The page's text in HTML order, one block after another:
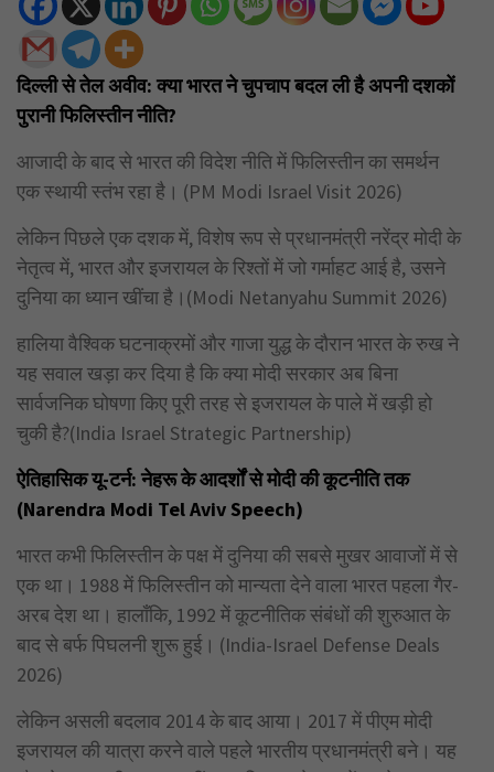
दिल्ली से तेल अवीव: क्या भारत ने चुपचाप बदल ली है अपनी दशकों
पुरानी फिलिस्तीन नीति?
आजादी के बाद से भारत की विदेश नीति में फिलिस्तीन का समर्थन
एक स्थायी स्तंभ रहा है। (PM Modi Israel Visit 2026)
लेकिन पिछले एक दशक में, विशेष रूप से प्रधानमंत्री नरेंद्र मोदी के
नेतृत्व में, भारत और इजरायल के रिश्तों में जो गर्माहट आई है, उसने
दुनिया का ध्यान खींचा है।(Modi Netanyahu Summit 2026)
हालिया वैश्विक घटनाक्रमों और गाजा युद्ध के दौरान भारत के रुख ने
यह सवाल खड़ा कर दिया है कि क्या मोदी सरकार अब बिना
सार्वजनिक घोषणा किए पूरी तरह से इजरायल के पाले में खड़ी हो
चुकी है?(India Israel Strategic Partnership)
ऐतिहासिक यू-टर्न: नेहरू के आदर्शों से मोदी की कूटनीति तक
(Narendra Modi Tel Aviv Speech)
भारत कभी फिलिस्तीन के पक्ष में दुनिया की सबसे मुखर आवाजों में से
एक था। 1988 में फिलिस्तीन को मान्यता देने वाला भारत पहला गैर-
अरब देश था। हालाँकि, 1992 में कूटनीतिक संबंधों की शुरुआत के
बाद से बर्फ पिघलनी शुरू हुई। (India-Israel Defense Deals
2026)
लेकिन असली बदलाव 2014 के बाद आया। 2017 में पीएम मोदी
इजरायल की यात्रा करने वाले पहले भारतीय प्रधानमंत्री बने। यह